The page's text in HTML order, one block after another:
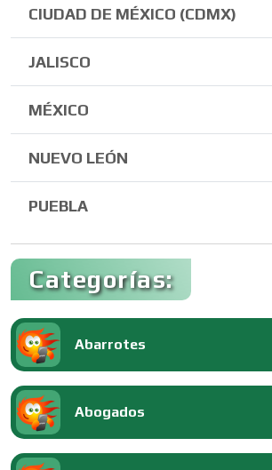
CIUDAD DE MÉXICO (CDMX)
JALISCO
MÉXICO
NUEVO LEÓN
PUEBLA
Categorías:
Abarrotes
Abogados